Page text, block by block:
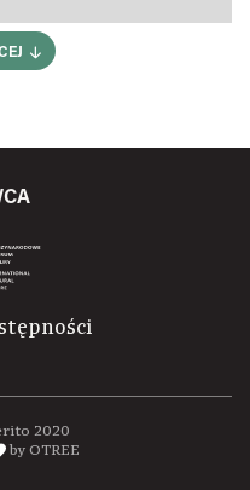
2020
by OTREE